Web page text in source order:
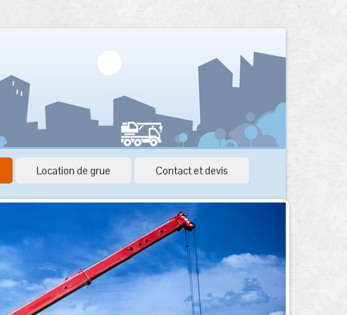
Location de grue Contact et devis